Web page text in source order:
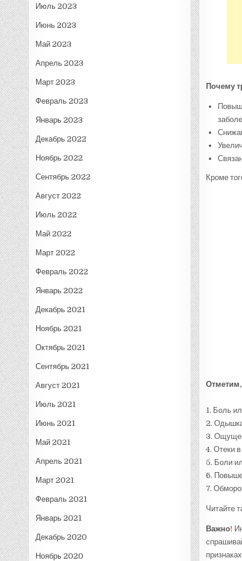
Июль 2023
Июнь 2023
Май 2023
Апрель 2023
Март 2023
Февраль 2023
Январь 2023
Декабрь 2022
Ноябрь 2022
Сентябрь 2022
Август 2022
Июль 2022
Май 2022
Март 2022
Февраль 2022
Январь 2022
Декабрь 2021
Ноябрь 2021
Октябрь 2021
Сентябрь 2021
Август 2021
Июль 2021
Июнь 2021
Май 2021
Апрель 2021
Март 2021
Февраль 2021
Январь 2021
Декабрь 2020
Ноябрь 2020
Почему
Кроме
1. Боль
2. Одышка
3.
4. Отеки
5. Боли
6.
7.
Читайте
Важно!